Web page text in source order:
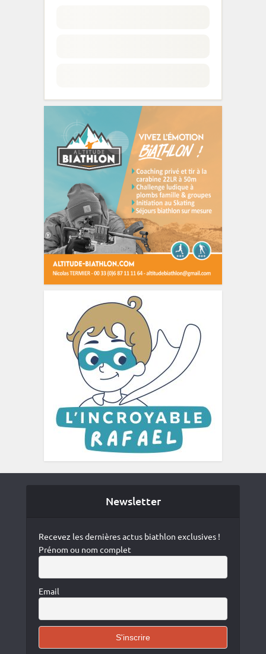
Newsletter
Recevez les dernières actus biathlon exclusives !
Prénom ou nom complet
Email